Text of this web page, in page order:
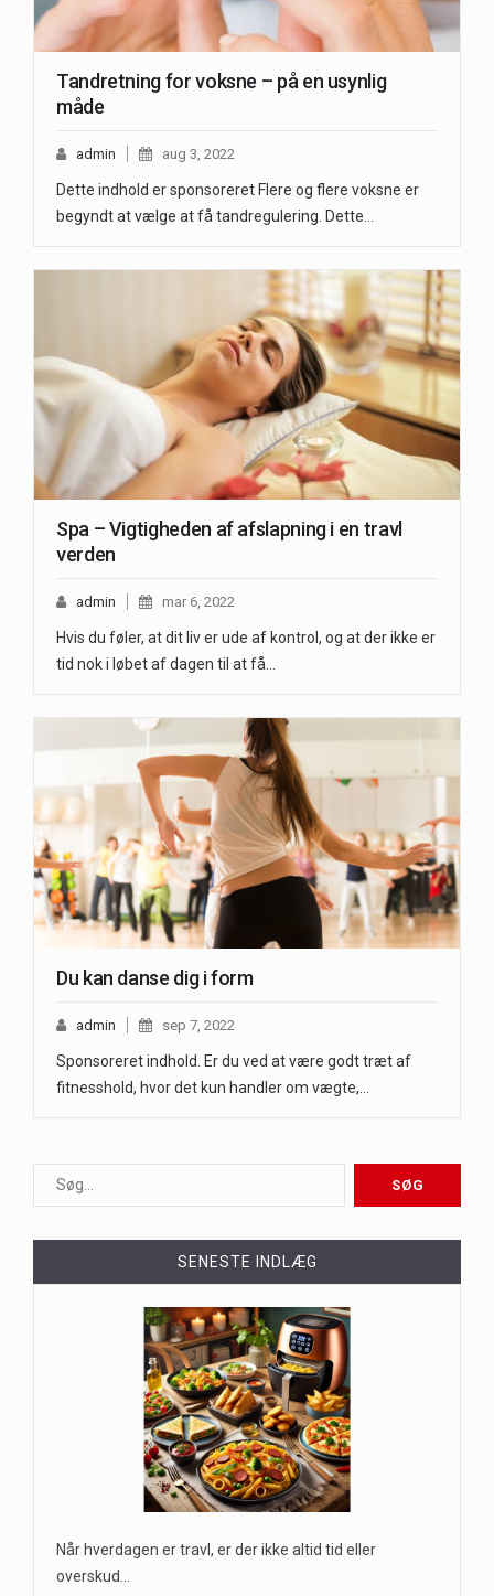
Tandretning for voksne – på en usynlig
måde
admin aug 3, 2022
Dette indhold er sponsoreret Flere og flere voksne er
begyndt at vælge at få tandregulering. Dette…
Spa – Vigtigheden af afslapning i en travl
verden
admin mar 6, 2022
Hvis du føler, at dit liv er ude af kontrol, og at der ikke er
tid nok i løbet af dagen til at få…
Du kan danse dig i form
admin sep 7, 2022
Sponsoreret indhold. Er du ved at være godt træt af
fitnesshold, hvor det kun handler om vægte,…
SENESTE INDLÆG
Når hverdagen er travl, er der ikke altid tid eller
overskud…